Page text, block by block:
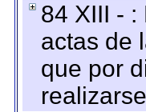
84 XIII -
actas de
que por